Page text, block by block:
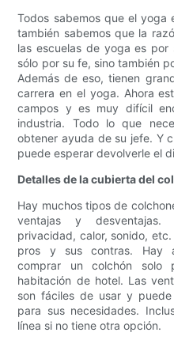
Todos sabemos que el yoga
también sabemos que la
las escuelas de yoga es por
sólo por su fe, sino también
Además de eso, tienen
carrera en el yoga. Ahora
campos y es muy difícil
industria. Todo lo que
obtener ayuda de su jefe. Y
puede esperar devolverle el
Detalles de la cubierta del
Hay muchos tipos de
ventajas y desventajas.
privacidad, calor, sonido,
pros y sus contras. Hay
comprar un colchón
habitación de hotel. Las
son fáciles de usar y
para sus necesidades.
línea si no tiene otra opción.